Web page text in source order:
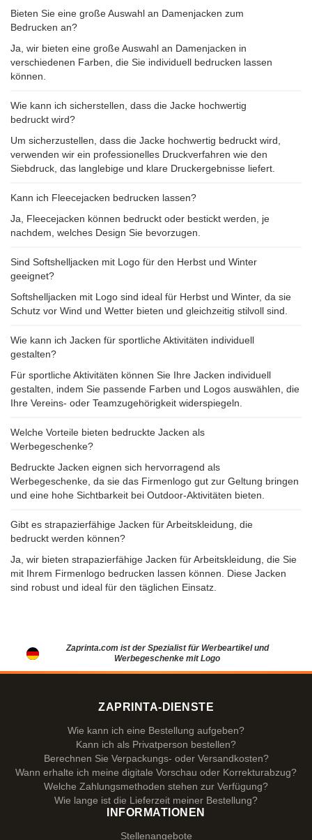
Bieten Sie eine große Auswahl an Damenjacken zum
Bedrucken an?
Ja, wir bieten eine große Auswahl an Damenjacken in
verschiedenen Farben, die Sie individuell bedrucken lassen
können.
Wie kann ich sicherstellen, dass die Jacke hochwertig
bedruckt wird?
Um sicherzustellen, dass die Jacke hochwertig bedruckt wird,
verwenden wir ein professionelles Druckverfahren wie den
Siebdruck, das langlebige und klare Druckergebnisse liefert.
Kann ich Fleecejacken bedrucken lassen?
Ja, Fleecejacken können bedruckt oder bestickt werden, je
nachdem, welches Design Sie bevorzugen.
Sind Softshelljacken mit Logo für den Herbst und Winter
geeignet?
Softshelljacken mit Logo sind ideal für Herbst und Winter, da sie
Schutz vor Wind und Wetter bieten und gleichzeitig stilvoll sind.
Wie kann ich Jacken für sportliche Aktivitäten individuell
gestalten?
Für sportliche Aktivitäten können Sie Ihre Jacken individuell
gestalten, indem Sie passende Farben und Logos auswählen, die
Ihre Vereins- oder Teamzugehörigkeit widerspiegeln.
Welche Vorteile bieten bedruckte Jacken als
Werbegeschenke?
Bedruckte Jacken eignen sich hervorragend als
Werbegeschenke, da sie das Firmenlogo gut zur Geltung bringen
und eine hohe Sichtbarkeit bei Outdoor-Aktivitäten bieten.
Gibt es strapazierfähige Jacken für Arbeitskleidung, die
bedruckt werden können?
Ja, wir bieten strapazierfähige Jacken für Arbeitskleidung, die Sie
mit Ihrem Firmenlogo bedrucken lassen können. Diese Jacken
sind robust und ideal für den täglichen Einsatz.
Zaprinta.com ist der Spezialist für Werbeartikel und
Werbegeschenke mit Logo
ZAPRINTA-DIENSTE
Wie kann ich eine Bestellung aufgeben?
Kann ich als Privatperson bestellen?
Berechnen Sie Verpackungs- oder Versandkosten?
Wann erhalte ich meine digitale Vorschau oder Korrekturabzug?
Welche Zahlungsmethoden stehen zur Verfügung?
Wie lange ist die Lieferzeit meiner Bestellung?
INFORMATIONEN
Stellenangebote